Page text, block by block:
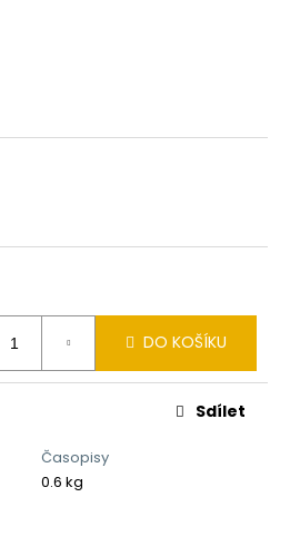
DO KOŠÍKU
Časopisy
0.6 kg
Sdílet